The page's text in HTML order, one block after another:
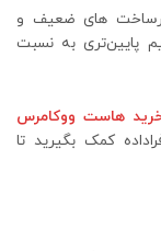
های ضعیف و
پایین‌تری به نسبت
هاست ووکامرس
کمک بگیرید تا